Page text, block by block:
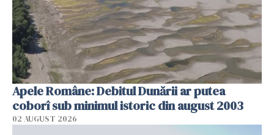
Apele Române: Debitul Dunării ar putea
coborî sub minimul istoric din august 2003
02 AUGUST 2026